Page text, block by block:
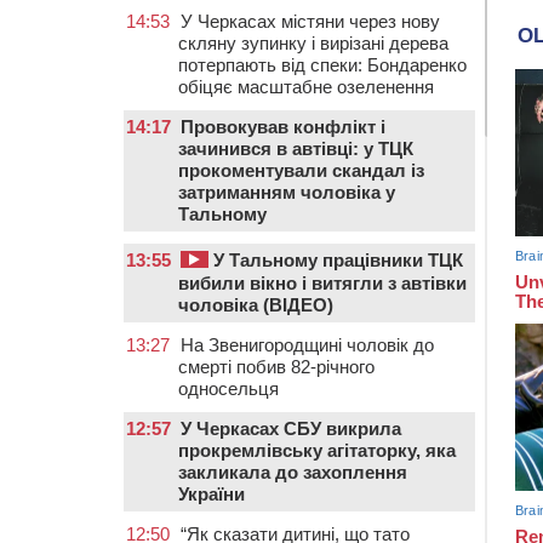
14:53 У Черкасах містяни через нову
скляну зупинку і вирізані дерева
потерпають від спеки: Бондаренко
обіцяє масштабне озеленення
14:17 Провокував конфлікт і
зачинився в автівці: у ТЦК
прокоментували скандал із
затриманням чоловіка у
Тальному
13:55
У Тальному працівники ТЦК
вибили вікно і витягли з автівки
чоловіка (ВІДЕО)
13:27 На Звенигородщині чоловік до
смерті побив 82-річного
односельця
12:57 У Черкасах СБУ викрила
прокремлівську агітаторку, яка
закликала до захоплення
України
12:50 “Як сказати дитині, що тато